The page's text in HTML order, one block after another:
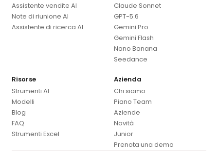
Assistente vendite AI
Note di riunione AI
Assistente di ricerca AI
Claude Sonnet
GPT-5.6
Gemini Pro
Gemini Flash
Nano Banana
Seedance
Risorse
Strumenti AI
Modelli
Blog
FAQ
Strumenti Excel
Azienda
Chi siamo
Piano Team
Aziende
Novità
Junior
Prenota una demo